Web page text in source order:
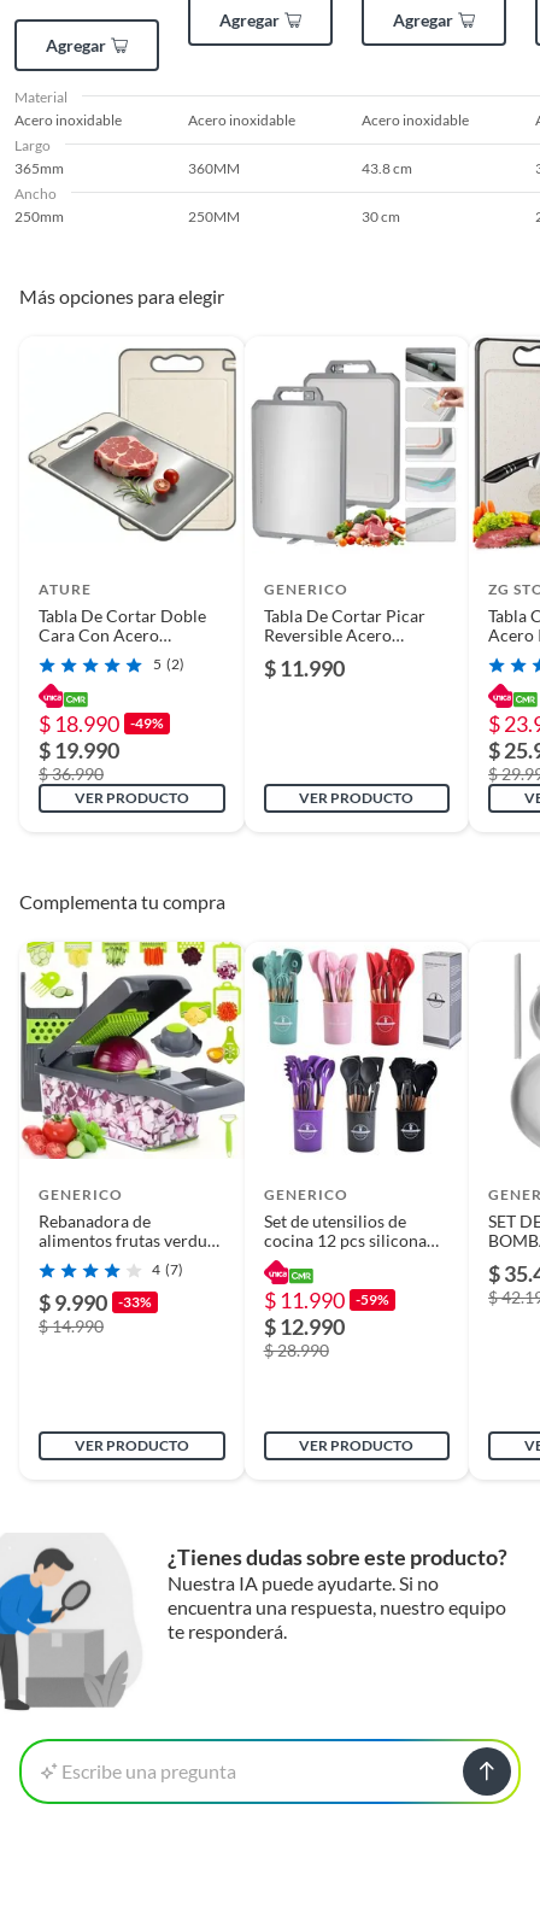
Agregar
Agregar Agregar
Material
Acero inoxidable
Acero inoxidable Acero inoxidable
Largo
365mm
360MM 43.8 cm
Ancho
250mm
250MM 30 cm
Más opciones para elegir
ATURE
Tabla De Cortar Doble
Cara Con Acero
Inoxidable
5 (2)
$ 18.990 -49%
$ 19.990
$ 36.990
VER PRODUCTO
GENERICO
Tabla De Cortar Picar
Reversible Acero
$ 11.990
VER PRODUCTO
ZG
Tabla
Acero
$
$
$
Complementa tu compra
GENERICO
Rebanadora de
alimentos frutas verdura
Mandolina 14 pcs
4 (7)
$ 9.990 -33%
$ 14.990
VER PRODUCTO
GENERICO
Set de utensilios de
cocina 12 pcs silicona
Rosado
$ 11.990 -59%
$ 12.990
$ 28.990
VER PRODUCTO
SET
$
$
¿Tienes dudas sobre este producto?
Nuestra IA puede ayudarte. Si no
encuentra una respuesta, nuestro equipo
te responderá.
Escribe una pregunta